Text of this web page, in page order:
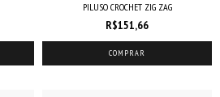
PILUSO CROCHET ZIG ZAG
R$151,66
COMPRAR